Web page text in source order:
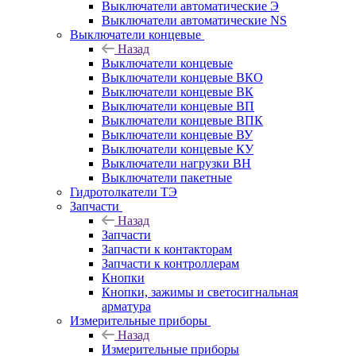
Выключатели автоматические Э
Выключатели автоматические NS
Выключатели концевые
Назад
Выключатели концевые
Выключатели концевые ВКО
Выключатели концевые ВК
Выключатели концевые ВП
Выключатели концевые ВПК
Выключатели концевые ВУ
Выключатели концевые КУ
Выключатели нагрузки ВН
Выключатели пакетные
Гидротолкатели ТЭ
Запчасти
Назад
Запчасти
Запчасти к контакторам
Запчасти к контроллерам
Кнопки
Кнопки, зажимы и светосигнальная
арматура
Измерительные приборы
Назад
Измерительные приборы